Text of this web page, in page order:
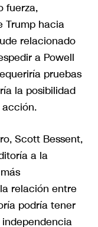
fuerza,
Trump hacia
relacionado
a Powell
pruebas
la posibilidad
Scott Bessent,
a la
relación entre
podría tener